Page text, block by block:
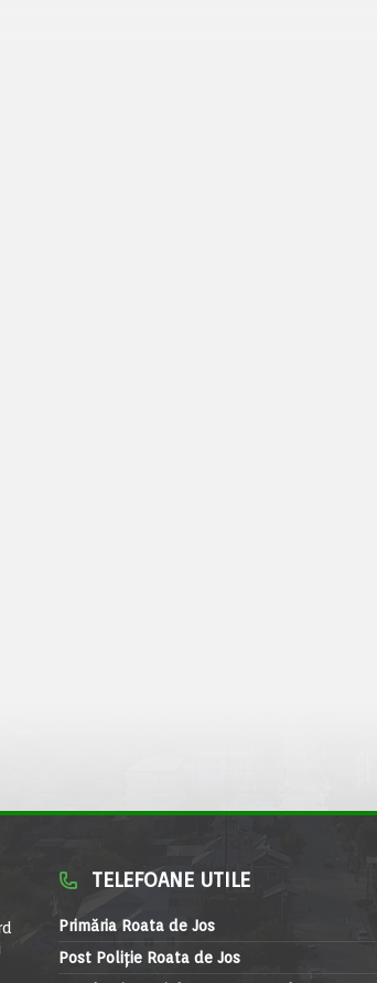
TELEFOANE UTILE
Primăria Roata de Jos
Post Poliție Roata de Jos